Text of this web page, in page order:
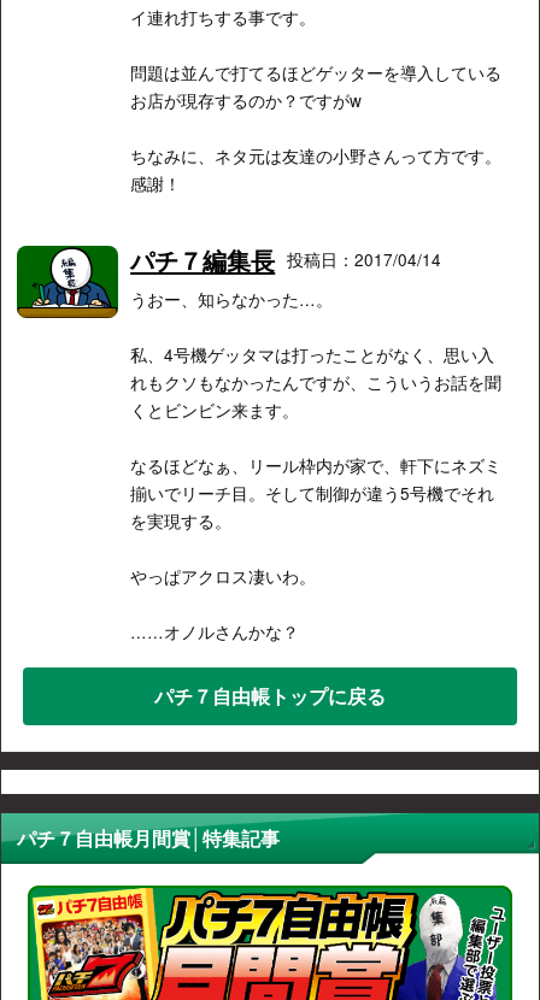
イ連れ打ちする事です。
問題は並んで打てるほどゲッターを導入している
お店が現存するのか？ですがw
ちなみに、ネタ元は友達の小野さんって方です。
感謝！
パチ７編集長 投稿日：2017/04/14
うおー、知らなかった…。
私、4号機ゲッタマは打ったことがなく、思い入
れもクソもなかったんですが、こういうお話を聞
くとビンビン来ます。
なるほどなぁ、リール枠内が家で、軒下にネズミ
揃いでリーチ目。そして制御が違う5号機でそれ
を実現する。
やっぱアクロス凄いわ。
……オノルさんかな？
パチ７自由帳トップに戻る
パチ７自由帳月間賞│特集記事